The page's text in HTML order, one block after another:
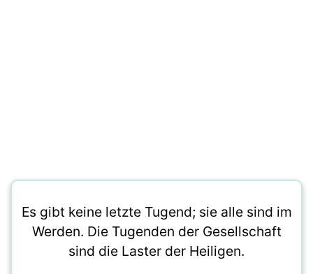
Es gibt keine letzte Tugend; sie alle sind im
Werden. Die Tugenden der Gesellschaft
sind die Laster der Heiligen.